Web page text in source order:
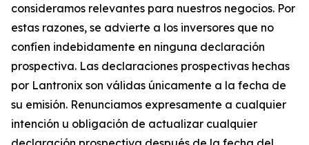
consideramos relevantes para nuestros negocios. Por
estas razones, se advierte a los inversores que no
confíen indebidamente en ninguna declaración
prospectiva. Las declaraciones prospectivas hechas
por Lantronix son válidas únicamente a la fecha de
su emisión. Renunciamos expresamente a cualquier
intención u obligación de actualizar cualquier